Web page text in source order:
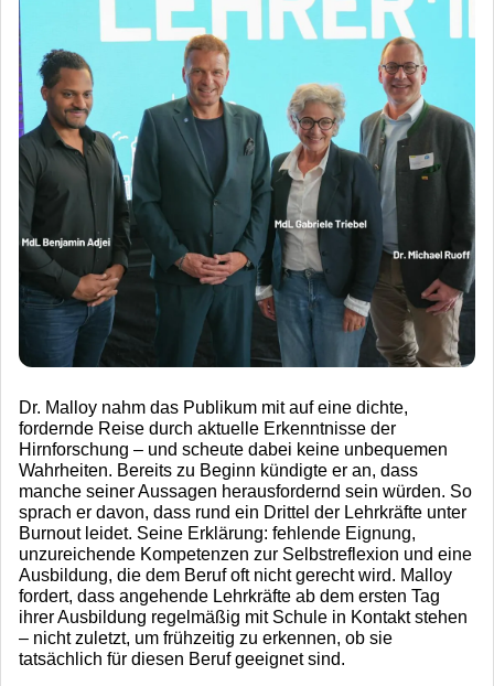
Dr. Malloy nahm das Publikum mit auf eine dichte,
fordernde Reise durch aktuelle Erkenntnisse der
Hirnforschung – und scheute dabei keine unbequemen
Wahrheiten. Bereits zu Beginn kündigte er an, dass
manche seiner Aussagen herausfordernd sein würden. So
sprach er davon, dass rund ein Drittel der Lehrkräfte unter
Burnout leidet. Seine Erklärung: fehlende Eignung,
unzureichende Kompetenzen zur Selbstreflexion und eine
Ausbildung, die dem Beruf oft nicht gerecht wird. Malloy
fordert, dass angehende Lehrkräfte ab dem ersten Tag
ihrer Ausbildung regelmäßig mit Schule in Kontakt stehen
– nicht zuletzt, um frühzeitig zu erkennen, ob sie
tatsächlich für diesen Beruf geeignet sind.